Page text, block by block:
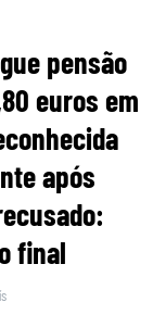
pensão
euros em
após
final